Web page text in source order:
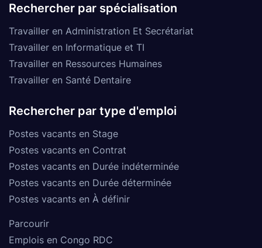
Rechercher par spécialisation
Travailler en Administration Et Secrétariat
Travailler en Informatique et TI
Travailler en Ressources Humaines
Travailler en Santé Dentaire
Rechercher par type d'emploi
Postes vacants en Stage
Postes vacants en Contrat
Postes vacants en Durée indéterminée
Postes vacants en Durée déterminée
Postes vacants en À définir
Parcourir
Emplois en Congo RDC